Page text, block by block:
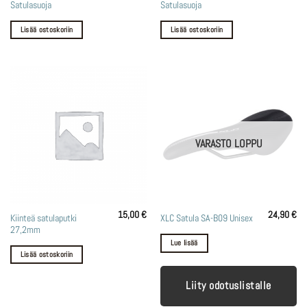
Satulasuoja
Lisää ostoskoriin
Satulasuoja
Lisää ostoskoriin
Kiinteä satulaputki
27,2mm
15,00€
Lisää ostoskoriin
VARASTO LOPPU
XLC Satula SA-B09 Unisex 24,90€
Lue lisää
Liity odotuslistalle